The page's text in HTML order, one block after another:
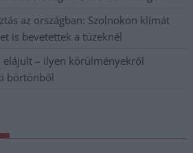
az országban: Szolnokon klímát
is bevetettek a tüzeknél
elájult – ilyen körülményekről
börtönből